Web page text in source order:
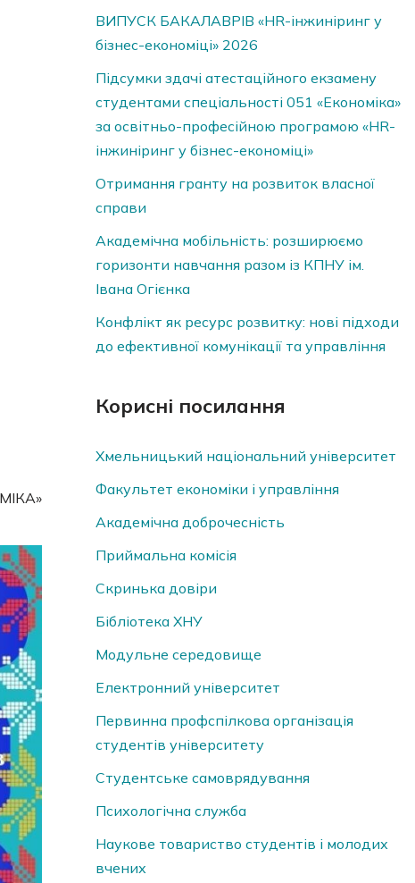
ВИПУСК БАКАЛАВРІВ «HR-інжиніринг у
бізнес-економіці» 2026
Підсумки здачі атестаційного екзамену
студентами спеціальності 051 «Економіка»
за освітньо-професійною програмою «HR-
інжиніринг у бізнес-економіці»
Отримання гранту на розвиток власної
справи
Академічна мобільність: розширюємо
горизонти навчання разом із КПНУ ім.
Івана Огієнка
Конфлікт як ресурс розвитку: нові підходи
до ефективної комунікації та управління
Корисні посилання
Хмельницький національний університет
Факультет економіки і управління
Академічна доброчесність
Приймальна комісія
Скринька довiри
Бібліотека ХНУ
Модульне середовище
Електронний університет
Первинна профспілкова організація
студентів університету
Студентське самоврядування
Психологічна служба
Наукове товариство студентів і молодих
вчених